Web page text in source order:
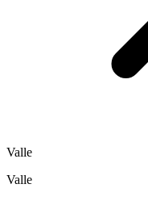
Valle
Valle